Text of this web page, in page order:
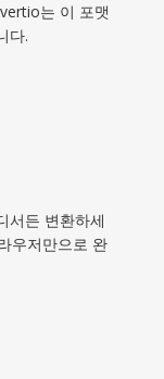
는 이 포맷
다.
서든 변환하세
우저만으로 완